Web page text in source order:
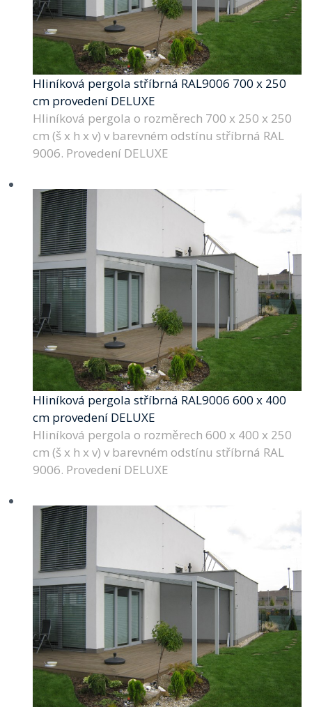
Hliníková pergola stříbrná RAL9006 700 x 250
cm provedení DELUXE
Hliníková pergola o rozměrech 700 x 250 x 250
cm (š x h x v) v barevném odstínu stříbrná RAL
9006. Provedení DELUXE
Hliníková pergola stříbrná RAL9006 600 x 400
cm provedení DELUXE
Hliníková pergola o rozměrech 600 x 400 x 250
cm (š x h x v) v barevném odstínu stříbrná RAL
9006. Provedení DELUXE